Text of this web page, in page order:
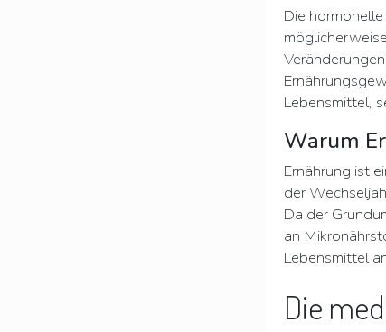
Die
Lebensmittel,
Warum
Ernährung ist
der
Da der
an
Lebensmittel
Die